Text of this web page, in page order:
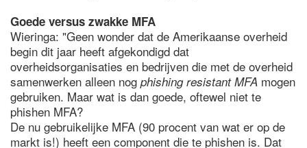
Goede versus zwakke MFA
Wieringa: "Geen wonder dat de Amerikaanse overheid
begin dit jaar heeft afgekondigd dat
overheidsorganisaties en bedrijven die met de overheid
samenwerken alleen nog phishing resistant MFA mogen
gebruiken. Maar wat is dan goede, oftewel niet te
phishen MFA?
De nu gebruikelijke MFA (90 procent van wat er op de
markt is!) heeft een component die te phishen is. Dat